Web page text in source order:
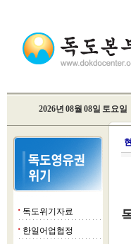
2026년 08월 08일 토요일
■ 독도위기자료
■ 한일어업협정
현